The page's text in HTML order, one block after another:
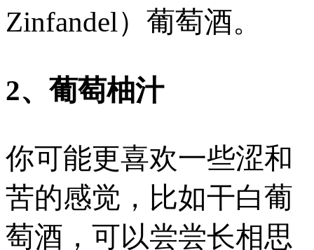
Zinfandel）葡萄酒。
2、葡萄柚汁
你可能更喜欢一些涩和
苦的感觉，比如干白葡
萄酒，可以尝尝长相思